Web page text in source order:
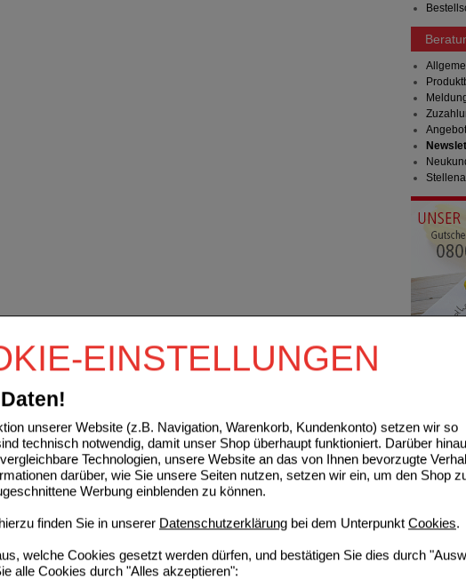
EINSTELLUNGEN
unserer Website (z.B. Navigation, Warenkorb, Kundenkonto) setzen wir so
technisch notwendig, damit unser Shop überhaupt funktioniert. Darüber
Technologien, unsere Website an das von Ihnen bevorzugte
darüber, wie Sie unsere Seiten nutzen, setzen wir ein, um den Shop
Werbung einblenden zu können.
finden Sie in unserer Datenschutzerklärung bei dem Unterpunkt Cookies.
welche Cookies gesetzt werden dürfen, und bestätigen Sie dies durch
alle Cookies durch "Alles akzeptieren":